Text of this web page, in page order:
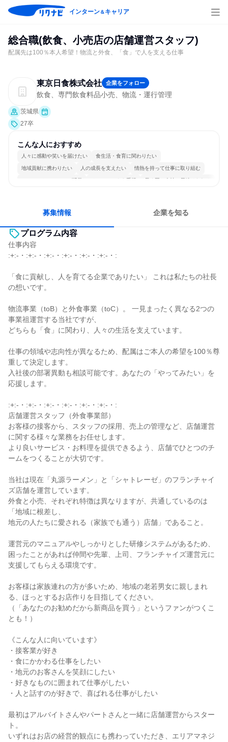
インターン＆キャリア
総合職(飲食、小売店の店舗運営スタッフ)
配属先は100％本人希望！物流と外食、「食」で人を支える仕事
東京日食株式会社 企業をフォロー
飲食、専門飲食料品小売、物流・運行管理
茨城県
27卒
こんな人におすすめ
人々に感動や笑いを届けたい 食生活・食育に関わりたい
地域貢献に携わりたい 人の成長を支えたい 情熱を持って仕事に取り組む
コミュニケーションが活発 チームワークを重視 長く同じ会社に居続けられる
募集情報 企業を知る
プログラム内容
仕事内容
:+:-・:+:-・:+:-・:+:-・:+:-・:+:-・:
「食に貢献し、人を育てる企業でありたい」 これは私たちの社長
の想いです。
物流事業（toB）と外食事業（toC）。 一見まったく異なる2つの
事業祖運営する当社ですが、
どちらも「食」に関わり、人々の生活を支えています。
仕事の領域や志向性が異なるため、配属はご本人の希望を100％尊
重して決定します。
入社後の部署異動も相談可能です。あなたの「やってみたい」を
応援します。
:+:-・:+:-・:+:-・:+:-・:+:-・:+:-・:
店舗運営スタッフ（外食事業部）
お客様の接客から、スタッフの採用、売上の管理など、店舗運営
に関する様々な業務をお任せします。
より良いサービス・お料理を提供できるよう、店舗でひとつのチ
ームをつくることが大切です。
当社は現在「丸源ラーメン」と「シャトレーゼ」のフランチャイ
ズ店舗を運営しています。
外食と小売、それぞれ特徴は異なりますが、共通しているのは
「地域に根差し、
地元の人たちに愛される（家族でも通う）店舗」であること。
運営元のマニュアルやしっかりとした研修システムがあるため、
困ったことがあれば仲間や先輩、上司、フランチャイズ運営元に
支援してもらえる環境です。
お客様は家族連れの方が多いため、地域の老若男女に親しまれ
る、ほっとするお店作りを目指してください。
（「あなたのお勧めだから新商品を買う」というファンがつくこ
とも！）
《こんな人に向いています》
・接客業が好き
・食にかかわる仕事をしたい
・地元のお客さんを笑顔にしたい
・好きなものに囲まれて仕事がしたい
・人と話すのが好きで、喜ばれる仕事がしたい
最初はアルバイトさんやパートさんと一緒に店舗運営からスター
ト。
いずれはお店の経営的観点にも携わっていただき、エリアマネジ